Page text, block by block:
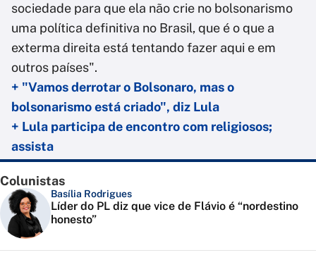
sociedade para que ela não crie no bolsonarismo
uma política definitiva no Brasil, que é o que a
exterma direita está tentando fazer aqui e em
outros países".
+ "Vamos derrotar o Bolsonaro, mas o
bolsonarismo está criado", diz Lula
+ Lula participa de encontro com religiosos;
assista
Colunistas
Basília Rodrigues
Líder do PL diz que vice de Flávio é “nordestino
honesto”